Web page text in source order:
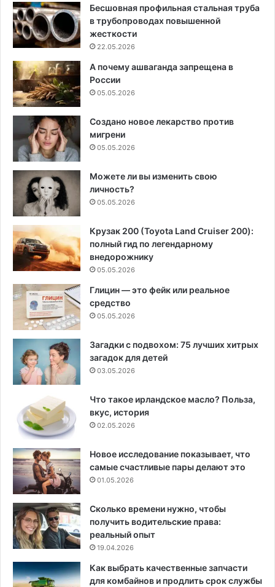
Бесшовная профильная стальная труба
в трубопроводах повышенной
жесткости
22.05.2026
А почему ашваганда запрещена в
России
05.05.2026
Создано новое лекарство против
мигрени
05.05.2026
Можете ли вы изменить свою
личность?
05.05.2026
Крузак 200 (Toyota Land Cruiser 200):
полный гид по легендарному
внедорожнику
05.05.2026
Глицин — это фейк или реальное
средство
05.05.2026
Загадки с подвохом: 75 лучших хитрых
загадок для детей
03.05.2026
Что такое ирландское масло? Польза,
вкус, история
02.05.2026
Новое исследование показывает, что
самые счастливые пары делают это
01.05.2026
Сколько времени нужно, чтобы
получить водительские права:
реальный опыт
19.04.2026
Как выбрать качественные запчасти
для комбайнов и продлить срок службы